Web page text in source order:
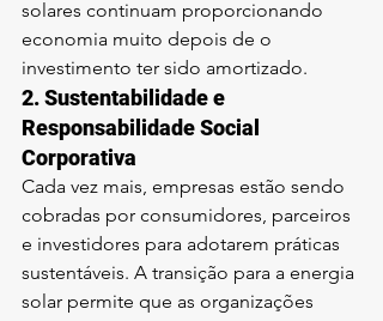
solares continuam proporcionando
economia muito depois de o
investimento ter sido amortizado.
2. Sustentabilidade e
Responsabilidade Social
Corporativa
Cada vez mais, empresas estão sendo
cobradas por consumidores, parceiros
e investidores para adotarem práticas
sustentáveis. A transição para a energia
solar permite que as organizações